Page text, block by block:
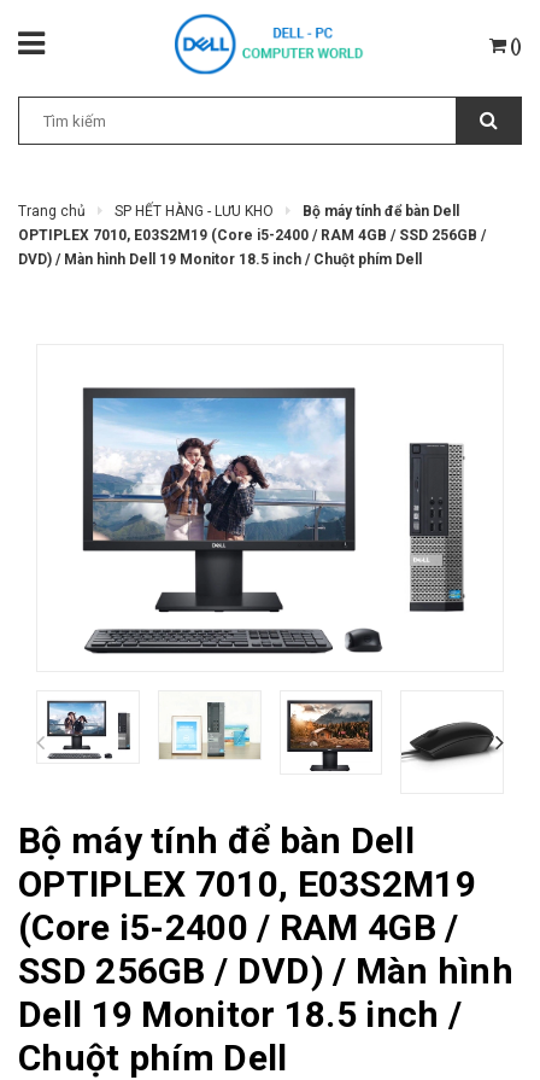
()
Trang chủ SP HẾT HÀNG - LƯU KHO
Bộ máy tính để bàn Dell
OPTIPLEX 7010, E03S2M19 (Core i5-2400 / RAM 4GB / SSD 256GB /
DVD) / Màn hình Dell 19 Monitor 18.5 inch / Chuột phím Dell
Bộ máy tính để bàn Dell
OPTIPLEX 7010, E03S2M19
(Core i5-2400 / RAM 4GB /
SSD 256GB / DVD) / Màn hình
Dell 19 Monitor 18.5 inch /
Chuột phím Dell